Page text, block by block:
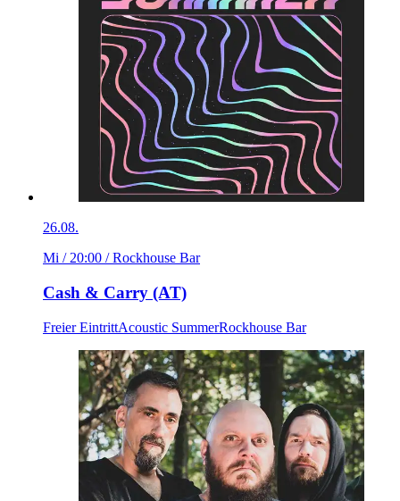
26.08.
Mi / 20:00 / Rockhouse Bar
Cash & Carry (AT)
Freier EintrittAcoustic SummerRockhouse Bar